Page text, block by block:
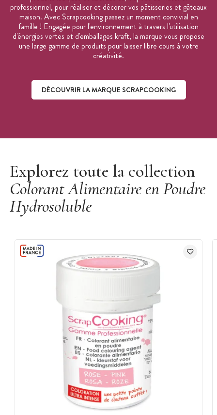
professionnel, pour réaliser et décorer vos pâtisseries et gâteaux
maison. Avec Scrapcooking passez un moment convivial en
famille ! Engagée pour l'environnement à travers l'utilisation
d'énergies vertes et d'emballages kraft, la marque vous propose
une large gamme de produits pour laisser libre cours à votre
créativité.
DÉCOUVRIR LA MARQUE SCRAPCOOKING
Explorez toute la collection
Colorant Alimentaire en Poudre
Hydrosoluble